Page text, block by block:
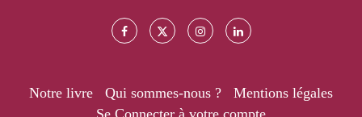
Notre livre Qui sommes-nous ?
Mentions légales
Se Connecter à votre compte